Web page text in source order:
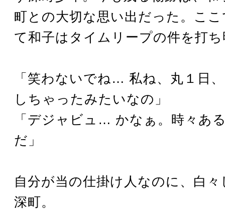
町との大切な思い出だった。こ
て和子はタイムリープの件を打
「笑わないでね… 私ね、丸１日
しちゃったみたいなの」
「デジャビュ… かなぁ。時々あ
だ」
自分が当の仕掛け人なのに、白
深町。